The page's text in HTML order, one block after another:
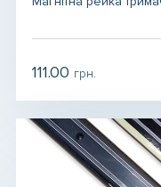
111.00 грн.